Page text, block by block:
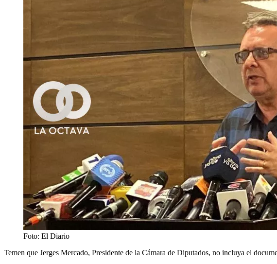
Foto: El Diario
Temen que Jerges Mercado, Presidente de la Cámara de Diputados, no incluya el